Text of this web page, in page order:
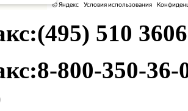
510
800-350-36-